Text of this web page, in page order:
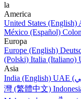
la
America
United States (English)
México (Español)
Europa
Europe (English)
(Polski) Italia (Italiano)
Asia
India (English)
灣 (繁體中文)